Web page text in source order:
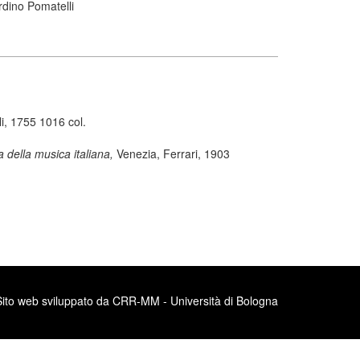
Pomatelli
1755 1016 col.
della musica italiana, Venezia, Ferrari, 1903
web sviluppato da CRR-MM - Università di Bologna